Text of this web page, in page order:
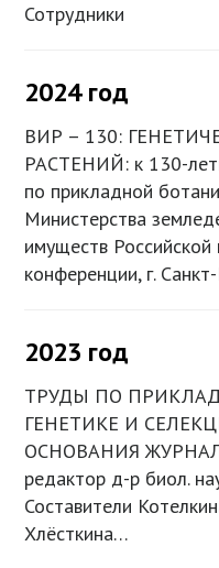
Сотрудники
2024 год
ВИР – 130:
РАСТЕНИЙ: к 130-
по прикладной
Министерства
имуществ
конференции, г.
2023 год
ТРУДЫ ПО
ГЕНЕТИКЕ И
ОСНОВАНИЯ
редактор д-р биол.
Составители
Хлёсткина…